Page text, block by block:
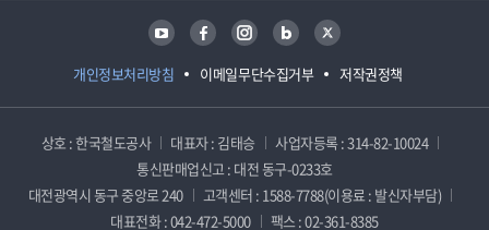
개인정보처리방침 이메일무단수집거부 저작권정책
유튜브 페이스북 인스타그램 블로그 트위터
상호 : 한국철도공사 대표자 : 김태승
사업자등록 : 314-82-10024
통신판매업신고 : 대전 동구-0233호
대전광역시 동구 중앙로 240
고객센터 : 1588-7788(이용료 : 발신자부담)
대표전화 : 042-472-5000
팩스 : 02-361-8385